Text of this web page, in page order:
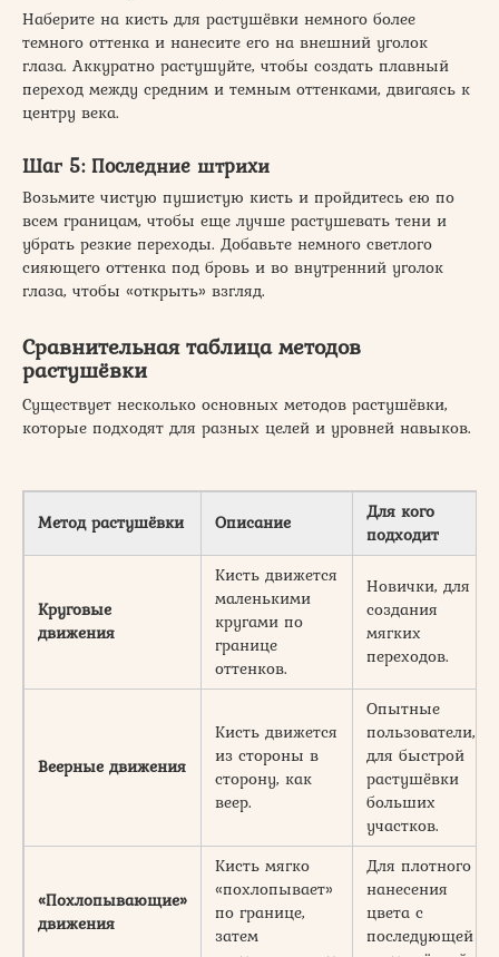
Наберите на кисть для растушёвки немного более
темного оттенка и нанесите его на внешний уголок
глаза. Аккуратно растушуйте, чтобы создать плавный
переход между средним и темным оттенками, двигаясь к
центру века.
Шаг 5: Последние штрихи
Возьмите чистую пушистую кисть и пройдитесь ею по
всем границам, чтобы еще лучше растушевать тени и
убрать резкие переходы. Добавьте немного светлого
сияющего оттенка под бровь и во внутренний уголок
глаза, чтобы «открыть» взгляд.
Сравнительная таблица методов
растушёвки
Существует несколько основных методов растушёвки,
которые подходят для разных целей и уровней навыков.
Метод растушёвки Описание
Для кого
подходит
Круговые
движения
Кисть движется
маленькими
кругами по
границе
оттенков.
Новички, для
создания
мягких
переходов.
Веерные движения
Кисть движется
из стороны в
сторону, как
веер.
Опытные
пользователи,
для быстрой
растушёвки
больших
участков.
«Похлопывающие»
движения
Кисть мягко
«похлопывает»
по границе,
затем
Для плотного
нанесения
цвета с
последующей